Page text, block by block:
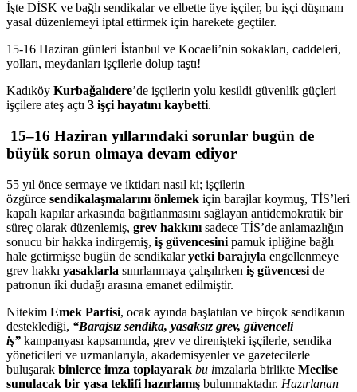
İşte DİSK ve bağlı sendikalar ve elbette üye işçiler, bu işçi düşmanı
yasal düzenlemeyi iptal ettirmek için harekete geçtiler.
15-16 Haziran günleri İstanbul ve Kocaeli’nin sokakları, caddeleri,
yolları, meydanları işçilerle dolup taştı!
Kadıköy Kurbağalıdere’de işçilerin yolu kesildi güvenlik güçleri
işçilere ateş açtı 3 işçi hayatını kaybetti.
15–16 Haziran yıllarındaki sorunlar bugün de
büyük sorun olmaya devam ediyor
55 yıl önce sermaye ve iktidarı nasıl ki; işçilerin
özgürce sendikalaşmalarını önlemek için barajlar koymuş, TİS’leri
kapalı kapılar arkasında bağıtlanmasını sağlayan antidemokratik bir
süreç olarak düzenlemiş, grev hakkını sadece TİS’de anlamazlığın
sonucu bir hakka indirgemiş, iş güvencesini pamuk ipliğine bağlı
hale getirmişse bugün de sendikalaryetki barajıyla engellenmeye
grev hakkı yasaklarla sınırlanmaya çalışılırken iş güvencesi de
patronun iki dudağı arasına emanet edilmiştir.
Nitekim Emek Partisi, ocak ayında başlatılan ve birçok sendikanın
desteklediği, “Barajsız sendika, yasaksız grev, güvenceli
iş” kampanyası kapsamında, grev ve direnişteki işçilerle, sendika
yöneticileri ve uzmanlarıyla, akademisyenler ve gazetecilerle
buluşarak binlerce imza toplayarak bu imzalarla birlikte Meclise
sunulacak bir yasa teklifi hazırlamış bulunmaktadır. Hazırlanan